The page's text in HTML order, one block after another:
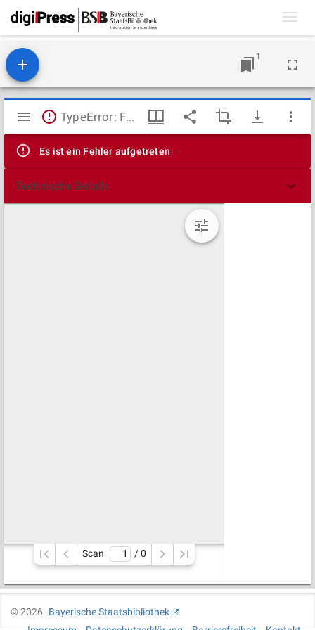
1
Mirador
Viewer
TypeError: Failed to fetch
Es ist ein Fehler aufgetreten
Technische Details
Scan / 0
©2026
Bayerische Staatsbibliothek